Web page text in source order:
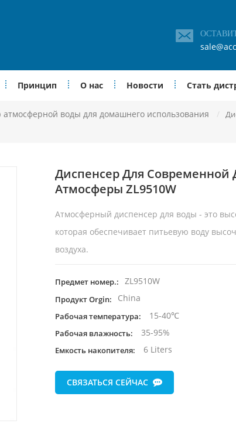
Принцип О нас Новости Стать
атмосферной воды для домашнего использования /
Диспенсер Для
Атмосферы ZL9510W
Атмосферный диспенсер для воды - это
которая обеспечивает питьевую воду
воздуха.
Предмет номер.: ZL9510W
Продукт Orgin: China
Рабочая температура: 15-40℃
Рабочая влажность: 35-95%
Емкость накопителя: 6 Liters
СВЯЗАТЬСЯ СЕЙЧАС